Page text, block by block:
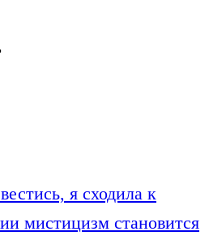
я сходила к
мистицизм становится